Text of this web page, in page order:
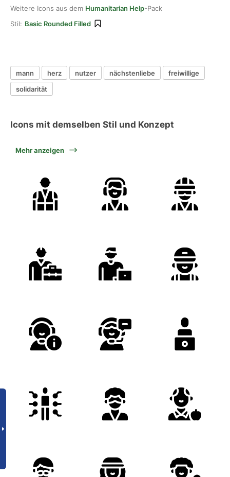
Weitere Icons aus dem Humanitarian Help-Pack
Stil: Basic Rounded Filled
mann herz nutzer nächstenliebe
freiwillige
solidarität
Icons mit demselben Stil und Konzept
Mehr anzeigen